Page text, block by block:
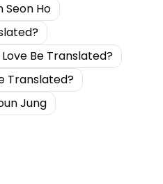
Seon Ho
Be Translated?
Translated?
Jung